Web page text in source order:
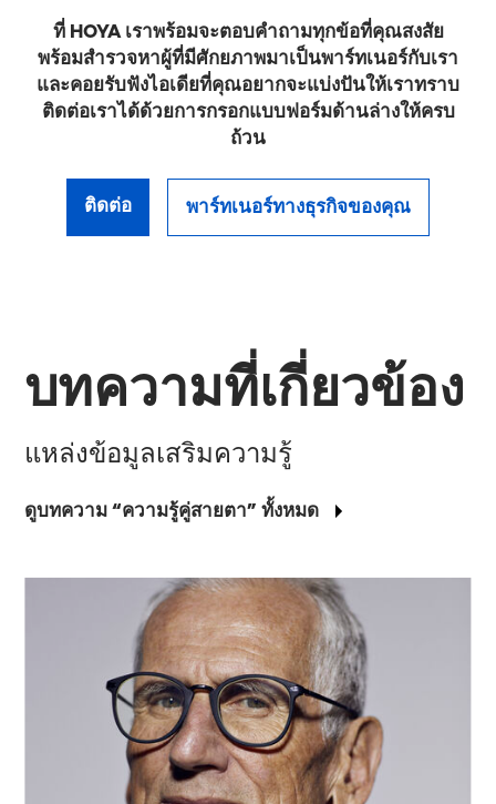
ที่ HOYA เราพร้อมจะตอบคำถามทุกข้อที่คุณสงสัย
พร้อมสำรวจหาผู้ที่มีศักยภาพมาเป็นพาร์ทเนอร์กับเรา
และคอยรับฟังไอเดียที่คุณอยากจะแบ่งปันให้เราทราบ
ติดต่อเราได้ด้วยการกรอกแบบฟอร์มด้านล่างให้ครบ
ถ้วน
ติดต่อ พาร์ทเนอร์ทางธุรกิจของคุณ
บทความที่เกี่ยวข้อง
ดูบทความ “ความรู้คู่สายตา” ทั้งหมด
แหล่งข้อมูลเสริมความรู้